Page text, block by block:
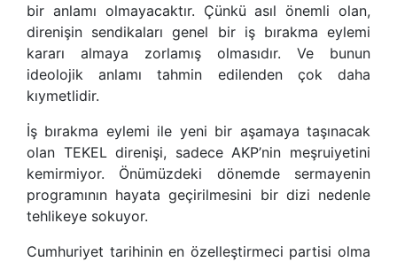
bir anlamı olmayacaktır. Çünkü asıl önemli olan,
direnişin sendikaları genel bir iş bırakma eylemi
kararı almaya zorlamış olmasıdır. Ve bunun
ideolojik anlamı tahmin edilenden çok daha
kıymetlidir.
İş bırakma eylemi ile yeni bir aşamaya taşınacak
olan TEKEL direnişi, sadece AKP’nin meşruiyetini
kemirmiyor. Önümüzdeki dönemde sermayenin
programının hayata geçirilmesini bir dizi nedenle
tehlikeye sokuyor.
Cumhuriyet tarihinin en özelleştirmeci partisi olma